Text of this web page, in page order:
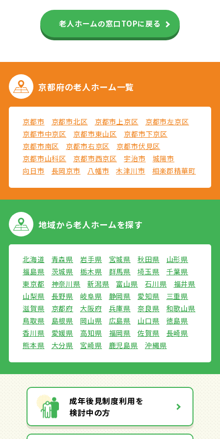
老人ホームの窓口TOPに戻る
京都府の老人ホーム一覧
京都市 京都市北区 京都市上京区
京都市左京区
京都市中京区
京都市東山区
京都市下京区
京都市南区
京都市右京区
京都市伏見区
京都市山科区
京都市西京区 宇治市
城陽市
向日市
長岡京市 八幡市 木津川市 相楽郡精華町
地域から老人ホームを探す
北海道 青森県 岩手県 宮城県 秋田県
山形県
福島県
茨城県 栃木県 群馬県 埼玉県
千葉県
東京都
神奈川県 新潟県 富山県 石川県
福井県
山梨県
長野県 岐阜県 静岡県 愛知県
三重県
滋賀県
京都府 大阪府 兵庫県 奈良県
和歌山県
鳥取県
島根県 岡山県 広島県 山口県
徳島県
香川県
愛媛県 高知県 福岡県 佐賀県
長崎県
熊本県
大分県 宮崎県 鹿児島県 沖縄県
成年後見制度利用を
検討中の方